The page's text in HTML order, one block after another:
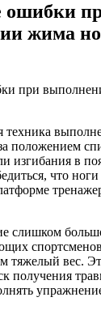
ошибки
жима
при
техника
положением
изгибания в
что
слишком
тяжелый вес.
получения